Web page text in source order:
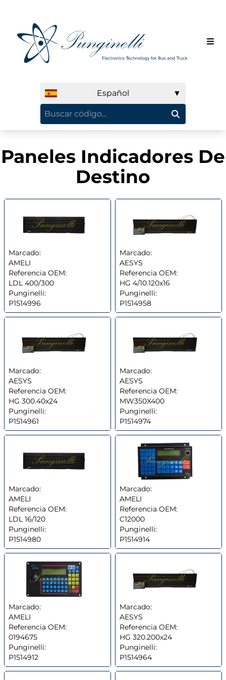
Español ▼
Paneles Indicadores De
Destino
Marcado:
AMELI
Referencia OEM:
LDL 400/300
Punginelli:
P1514996
Marcado:
AESYS
Referencia OEM:
HG 4/10.120x16
Punginelli:
P1514958
Marcado:
AESYS
Referencia OEM:
HG 300.40x24
Punginelli:
P1514961
Marcado:
AESYS
Referencia OEM:
MW350X400
Punginelli:
P1514974
Marcado:
AMELI
Referencia OEM:
LDL 16/120
Punginelli:
P1514980
Marcado:
AMELI
Referencia OEM:
C12000
Punginelli:
P1514914
Marcado:
AMELI
Referencia OEM:
0194675
Punginelli:
P1514912
Marcado:
AESYS
Referencia OEM:
HG 320.200x24
Punginelli:
P1514964